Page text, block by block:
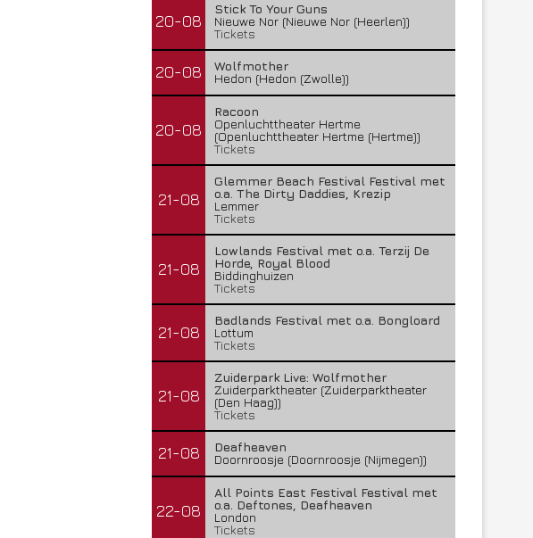
20-08
Stick To Your Guns
Nieuwe Nor (Nieuwe Nor (Heerlen))
Tickets
20-08
Wolfmother
Hedon (Hedon (Zwolle))
20-08
Racoon
Openluchttheater Hertme
(Openluchttheater Hertme (Hertme))
Tickets
21-08
Glemmer Beach Festival Festival met
o.a. The Dirty Daddies, Krezip
Lemmer
Tickets
21-08
Lowlands Festival met o.a. Terzij De
Horde, Royal Blood
Biddinghuizen
Tickets
21-08
Badlands Festival met o.a. Bongloard
Lottum
Tickets
21-08
Zuiderpark Live: Wolfmother
Zuiderparktheater (Zuiderparktheater
(Den Haag))
Tickets
21-08
Deafheaven
Doornroosje (Doornroosje (Nijmegen))
22-08
All Points East Festival Festival met
o.a. Deftones, Deafheaven
London
Tickets